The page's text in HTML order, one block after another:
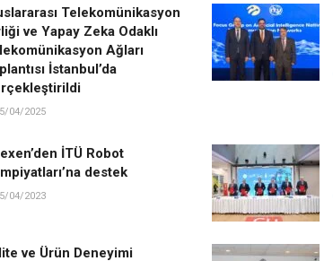
Telekomünikasyon
ve Yapay Zeka Odaklı
Ağları
İstanbul’da
04/2025
İTÜ Robot
destek
04/2023
ve Ürün Deneyimi